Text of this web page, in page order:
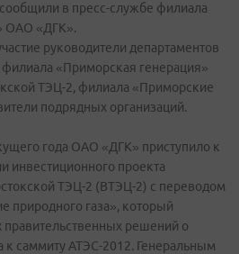
сообщили в пресс-службе филиала
ОАО «ДГК».
руководители департаментов
«Приморская генерация»
ТЭЦ-2, филиала «Приморские
подрядных организаций.
года ОАО «ДГК» приступило к
инвестиционного проекта
ТЭЦ-2 (ВТЭЦ-2) с переводом
природного газа», который
правительственных решений о
к саммиту АТЭС-2012. Генеральным